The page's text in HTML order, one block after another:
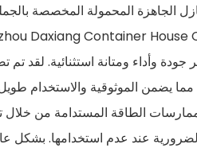
الجاهزة المحمولة المخصصة
جودة وأداء ومتانة استثنائية. لقد
مما يضمن الموثوقية والاستخدام
الطاقة المستدامة من خلال
عند عدم استخدامها. بشكل